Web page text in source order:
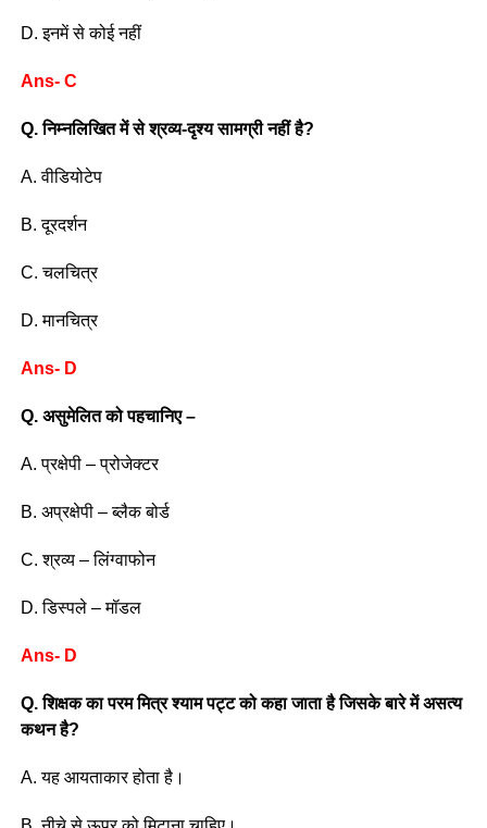
D. इनमें से कोई नहीं
Ans- C
Q. निम्नलिखित में से श्रव्य-दृश्य सामग्री नहीं है?
A. वीडियोटेप
B. दूरदर्शन
C. चलचित्र
D. मानचित्र
Ans- D
Q. असुमेलित को पहचानिए –
A. प्रक्षेपी – प्रोजेक्टर
B. अप्रक्षेपी – ब्लैक बोर्ड
C. श्रव्य – लिंग्वाफोन
D. डिस्पले – मॉडल
Ans- D
Q. शिक्षक का परम मित्र श्याम पट्ट को कहा जाता है जिसके बारे में असत्य
कथन है?
A. यह आयताकार होता है।